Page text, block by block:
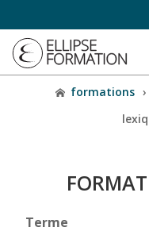
formations ›
Terme